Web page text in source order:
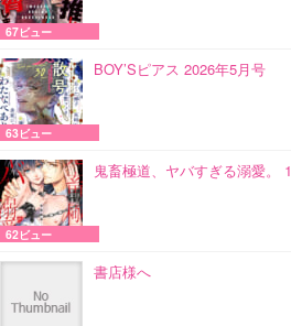
67ビュー
BOY’Sピアス 2026年5月号
63ビュー
鬼畜極道、ヤバすぎる溺愛。 1
62ビュー
書店様へ